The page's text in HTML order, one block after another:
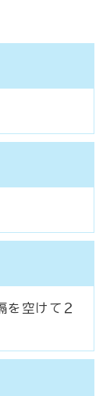
を空けて２